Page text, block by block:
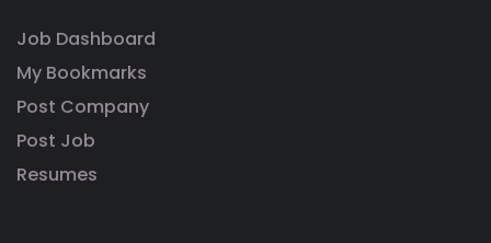
Job Dashboard
My Bookmarks
Post Company
Post Job
Resumes